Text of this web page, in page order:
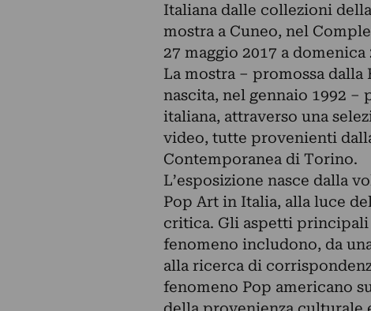
Italiana dalle collezioni
mostra a Cuneo, nel
27 maggio 2017 a
La mostra – promossa dalla
nascita, nel gennaio 1992
italiana, attraverso una
video, tutte provenienti
Contemporanea di Torino.
L’esposizione nasce dalla
Pop Art in Italia, alla luce
critica. Gli aspetti
fenomeno includono, da
alla ricerca di
fenomeno Pop americano